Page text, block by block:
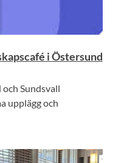
i Östersund
Sundsvall
upplägg och